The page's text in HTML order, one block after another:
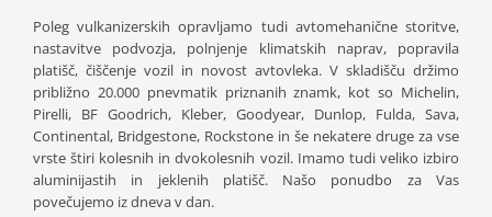
Poleg vulkanizerskih opravljamo tudi avtomehanične storitve,
nastavitve podvozja, polnjenje klimatskih naprav, popravila
platišč, čiščenje vozil in novost avtovleka. V skladišču držimo
približno 20.000 pnevmatik priznanih znamk, kot so Michelin,
Pirelli, BF Goodrich, Kleber, Goodyear, Dunlop, Fulda, Sava,
Continental, Bridgestone, Rockstone in še nekatere druge za vse
vrste štiri kolesnih in dvokolesnih vozil. Imamo tudi veliko izbiro
aluminijastih in jeklenih platišč. Našo ponudbo za Vas
povečujemo iz dneva v dan.